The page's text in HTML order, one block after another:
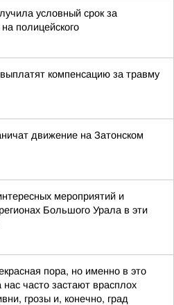
условный срок за
полицейского
компенсацию за травму
движение на Затонском
мероприятий и
Большого Урала в эти
пора, но именно в это
нас часто застают врасплох
грозы и, конечно, град